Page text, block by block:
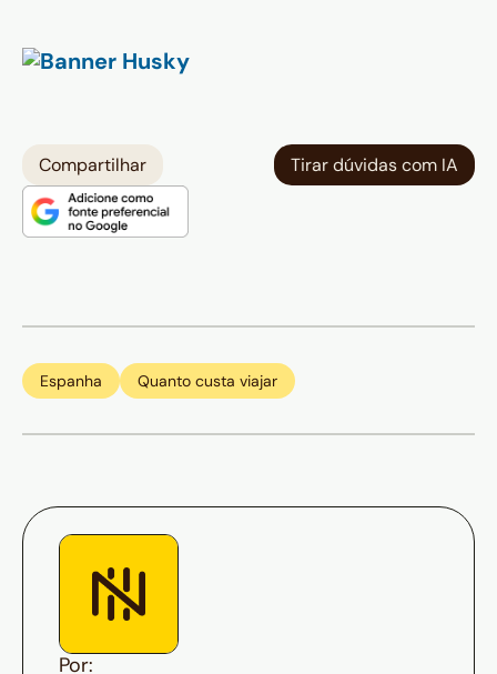
Compartilhar Tirar dúvidas com IA
Espanha Quanto custa viajar
Por: